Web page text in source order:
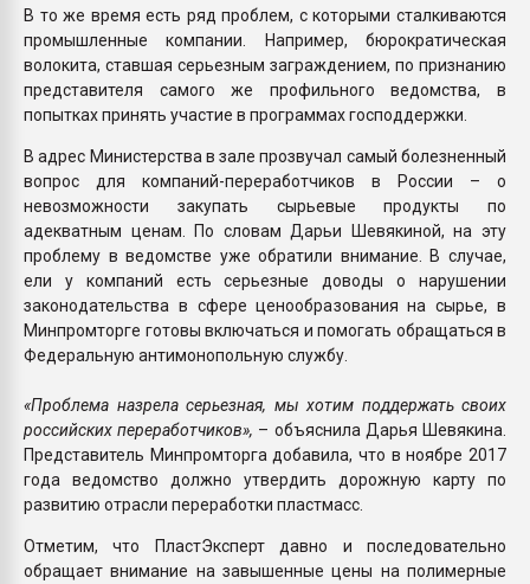
В то же время есть ряд проблем, с которыми сталкиваются
промышленные компании. Например, бюрократическая
волокита, ставшая серьезным заграждением, по признанию
представителя самого же профильного ведомства, в
попытках принять участие в программах господдержки.
В адрес Министерства в зале прозвучал самый болезненный
вопрос для компаний-переработчиков в России – о
невозможности закупать сырьевые продукты по
адекватным ценам. По словам Дарьи Шевякиной, на эту
проблему в ведомстве уже обратили внимание. В случае,
ели у компаний есть серьезные доводы о нарушении
законодательства в сфере ценообразования на сырье, в
Минпромторге готовы включаться и помогать обращаться в
Федеральную антимонопольную службу.
«Проблема назрела серьезная, мы хотим поддержать своих
российских переработчиков», – объяснила Дарья Шевякина.
Представитель Минпромторга добавила, что в ноябре 2017
года ведомство должно утвердить дорожную карту по
развитию отрасли переработки пластмасс.
Отметим, что ПластЭксперт давно и последовательно
обращает внимание на завышенные цены на полимерные